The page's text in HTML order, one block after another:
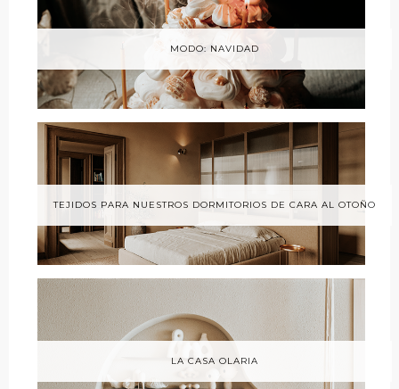
MODO: NAVIDAD
TEJIDOS PARA NUESTROS DORMITORIOS DE CARA AL OTOÑO
LA CASA OLARIA